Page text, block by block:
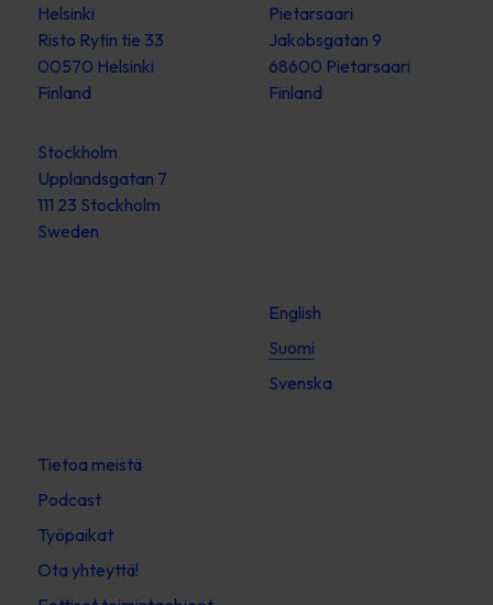
Helsinki
Risto Rytin tie 33
00570 Helsinki
Finland
Pietarsaari
Jakobsgatan 9
68600 Pietarsaari
Finland
Stockholm
Upplandsgatan 7
111 23 Stockholm
Sweden
English
Suomi
Svenska
Tietoa meistä
Podcast
Työpaikat
Ota yhteyttä!